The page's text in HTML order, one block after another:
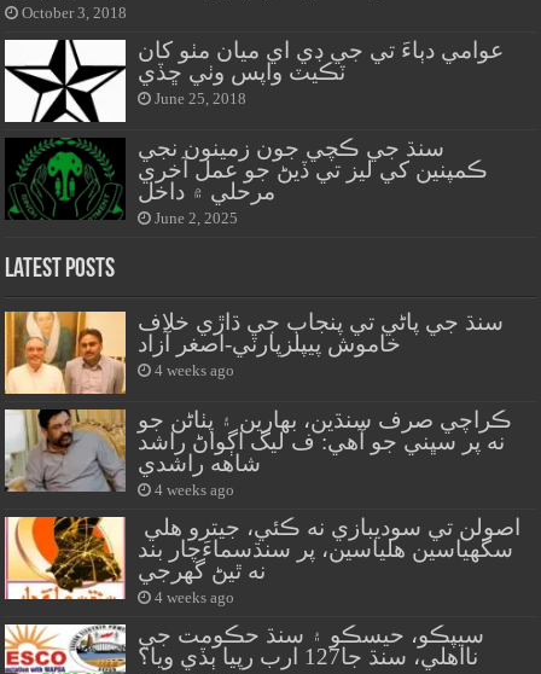
October 3, 2018
عوامي دٻاءَ تي جي ڊي اي ميان مٺو کان
ٽڪيٽ واپس وٺي ڇڏي
June 25, 2018
سنڌ جي ڪچي جون زمينون نجي
ڪمپنين کي ليز تي ڏيڻ جو عمل آخري
مرحلي ۾ داخل
June 2, 2025
Latest Posts
سنڌ جي پاڻي تي پنجاب جي ڌاڙي خلاف
خاموش پيپلزپارٽي-اصغر آزاد
4 weeks ago
ڪراچي صرف سنڌين، بهارين ۽ پٺاڻن جو
نه پر سڀني جو آهي: ف ليگ اڳواڻ راشد
شاهه راشدي
4 weeks ago
سگهياسين هلياسين، پر سنڌسماءَچار بند
نه ٿيڻ گهرجي
4 weeks ago
سيپڪو، حيسڪو ۽ سنڌ حڪومت جي
نااهلي، سنڌ جا127 ارب رپيا ٻڏي ويا؟